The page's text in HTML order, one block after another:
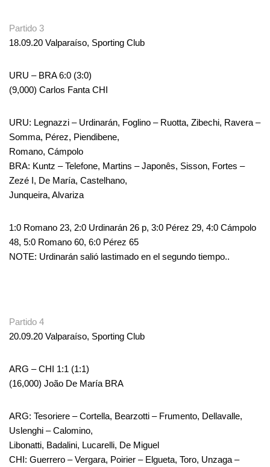
Partido 3
18.09.20 Valparaíso, Sporting Club
URU – BRA 6:0 (3:0)
(9,000) Carlos Fanta CHI
URU: Legnazzi – Urdinarán, Foglino – Ruotta, Zibechi, Ravera –
Somma, Pérez, Piendibene,
Romano, Cámpolo
BRA: Kuntz – Telefone, Martins – Japonês, Sisson, Fortes –
Zezé I, De María, Castelhano,
Junqueira, Alvariza
1:0 Romano 23, 2:0 Urdinarán 26 p, 3:0 Pérez 29, 4:0 Cámpolo
48, 5:0 Romano 60, 6:0 Pérez 65
NOTE: Urdinarán salió lastimado en el segundo tiempo..
Partido 4
20.09.20 Valparaíso, Sporting Club
ARG – CHI 1:1 (1:1)
(16,000) João De María BRA
ARG: Tesoriere – Cortella, Bearzotti – Frumento, Dellavalle,
Uslenghi – Calomino,
Libonatti, Badalini, Lucarelli, De Miguel
CHI: Guerrero – Vergara, Poirier – Elgueta, Toro, Unzaga –